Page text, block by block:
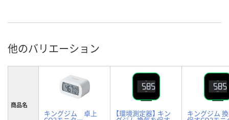
他のバリエーション
商品名
キングジム 卓上 【環境測定器】 キン キングジム